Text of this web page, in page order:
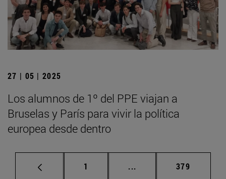
27 | 05 | 2025
Los alumnos de 1º del PPE viajan a
Bruselas y París para vivir la política
europea desde dentro
Página
1 ... Páginas intermedias
Página
379